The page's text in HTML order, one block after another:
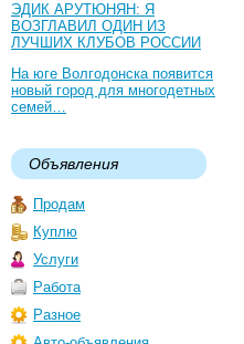
ЭДИК АРУТЮНЯН: Я
ВОЗГЛАВИЛ ОДИН ИЗ
ЛУЧШИХ КЛУБОВ РОССИИ
На юге Волгодонска появится
новый город для многодетных
семей…
Объявления
Продам
Куплю
Услуги
Работа
Разное